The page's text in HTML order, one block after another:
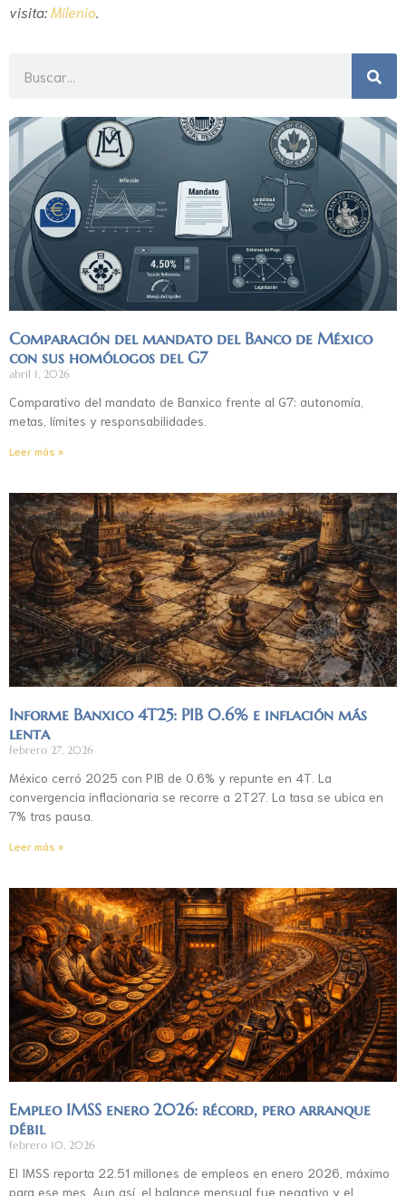
visita:Milenio
Comparación del mandato del Banco de México
con sus homólogos del G7
abril 1, 2026
Comparativo del mandato de Banxico frente al G7: autonomía,
metas, límites y responsabilidades.
Leer más »
Informe Banxico 4T25: PIB 0.6% e inflación más
lenta
febrero 27, 2026
México cerró 2025 con PIB de 0.6% y repunte en 4T. La
convergencia inflacionaria se recorre a 2T27. La tasa se ubica en
7% tras pausa.
Leer más »
Empleo IMSS enero 2026: récord, pero arranque
débil
febrero 10, 2026
El IMSS reporta 22.51 millones de empleos en enero 2026, máximo
para ese mes. Aun así, el balance mensual fue negativo y el